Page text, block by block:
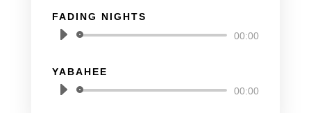
FADING NIGHTS
Audio-
00:00
YABAHEE
Audio-
00:00